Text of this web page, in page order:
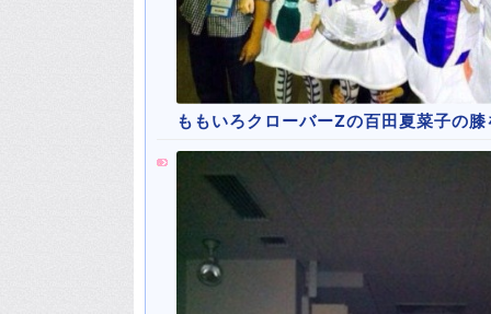
ももいろクローバーZの百田夏菜子の